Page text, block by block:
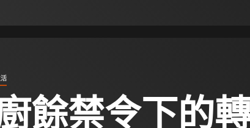
餘禁令下的